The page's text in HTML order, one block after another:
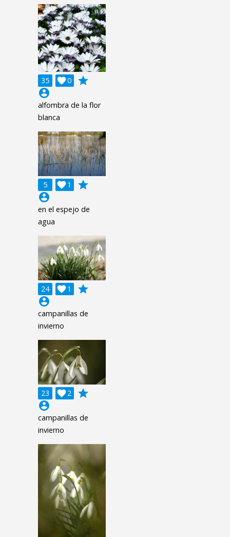
35 0

grade
account_circle
alfombra de la flor
blanca
5 1

grade
account_circle
en el espejo de
agua
24 1

grade
account_circle
campanillas de
invierno
23 2

grade
account_circle
campanillas de
invierno